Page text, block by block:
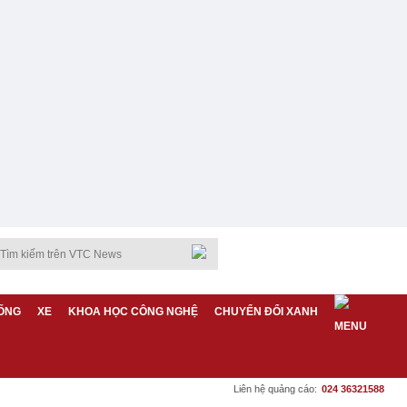
XE KHOA HỌC CÔNG NGHỆ CHUYỂN ĐỔI XANH
Liên hệ quảng cáo: 024 36321588